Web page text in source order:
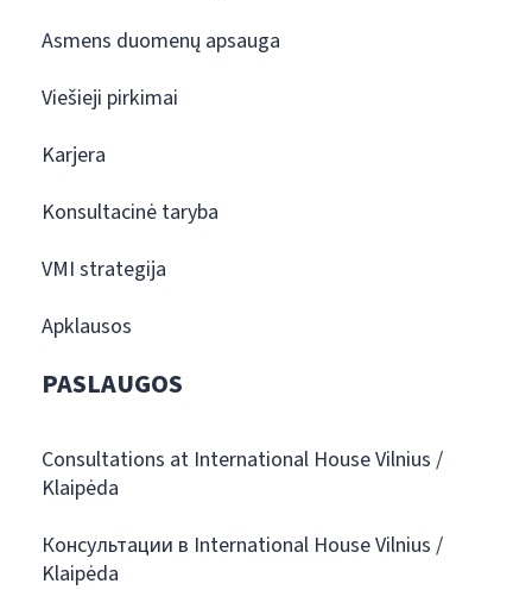
Asmens duomenų apsauga
Viešieji pirkimai
Karjera
Konsultacinė taryba
VMI strategija
Apklausos
PASLAUGOS
Consultations at International House Vilnius /
Klaipėda
Консультации в International House Vilnius /
Klaipėda